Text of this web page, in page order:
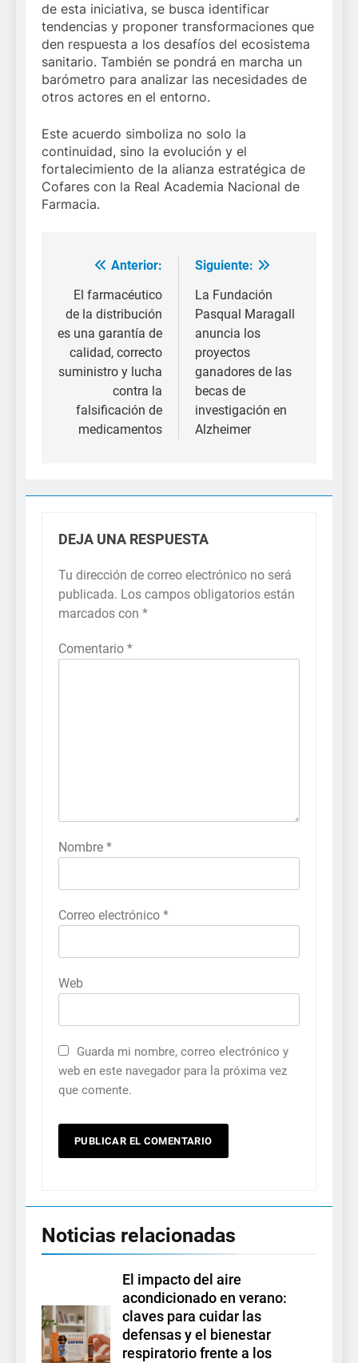
de esta iniciativa, se busca identificar
tendencias y proponer transformaciones que
den respuesta a los desafíos del ecosistema
sanitario. También se pondrá en marcha un
barómetro para analizar las necesidades de
otros actores en el entorno.
Este acuerdo simboliza no solo la
continuidad, sino la evolución y el
fortalecimiento de la alianza estratégica de
Cofares con la Real Academia Nacional de
Farmacia.
Navegación
de
entradas
Anterior:
El farmacéutico
de la distribución
es una garantía de
calidad, correcto
suministro y lucha
contra la
falsificación de
medicamentos
Siguiente:
La Fundación
Pasqual Maragall
anuncia los
proyectos
ganadores de las
becas de
investigación en
Alzheimer
DEJA UNA RESPUESTA
Tu dirección de correo electrónico no será
publicada. Los campos obligatorios están
marcados con *
Comentario *
Nombre *
Correo electrónico *
Web
Guarda mi nombre, correo electrónico y
web en este navegador para la próxima vez
que comente.
Noticias relacionadas
El impacto del aire
acondicionado en verano:
claves para cuidar las
defensas y el bienestar
respiratorio frente a los